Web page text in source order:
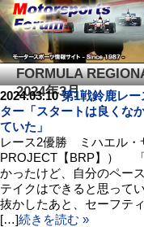
FORMULA
2024年3月
2024.03.10第1戦鈴鹿レ
ター「スタートは良くな
ていた」
レース2優勝 ミハエル・
PROJECT【BRP】）
かったけど、自分のペー
テイクはできると思って
抜かしたあと、セーフテ
[…]続きを読む »